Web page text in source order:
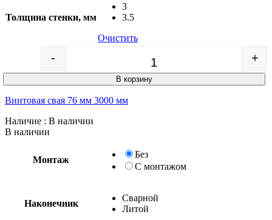
Толщина стенки, мм
3
3.5
Очистить
Quantity
- +
В корзину
Винтовая свая 76 мм 3000 мм
Наличие : В наличии
В наличии
Монтаж
Без
С монтажом
Наконечник
Сварной
Литой